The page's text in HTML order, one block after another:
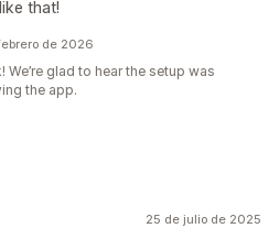
that!
de 2026
glad to hear the setup was
the app.
25 de julio de 2025